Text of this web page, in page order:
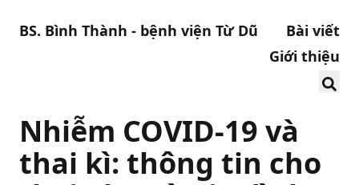
BS. Bình Thành - bệnh viện Từ Dũ
Bài viết
Giới thiệu
Nhiễm COVID-19 và
thai kì: thông tin cho